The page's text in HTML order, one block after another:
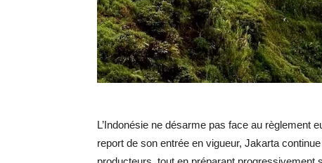
L’Indonésie ne désarme pas face au règlement
report de son entrée en vigueur, Jakarta